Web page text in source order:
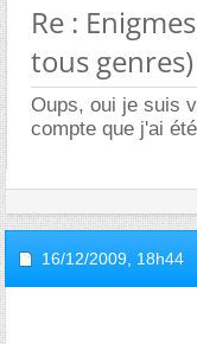
Re :
tous genres)
Oups, oui je suis
compte que j'ai
16/12/2009, 18h44